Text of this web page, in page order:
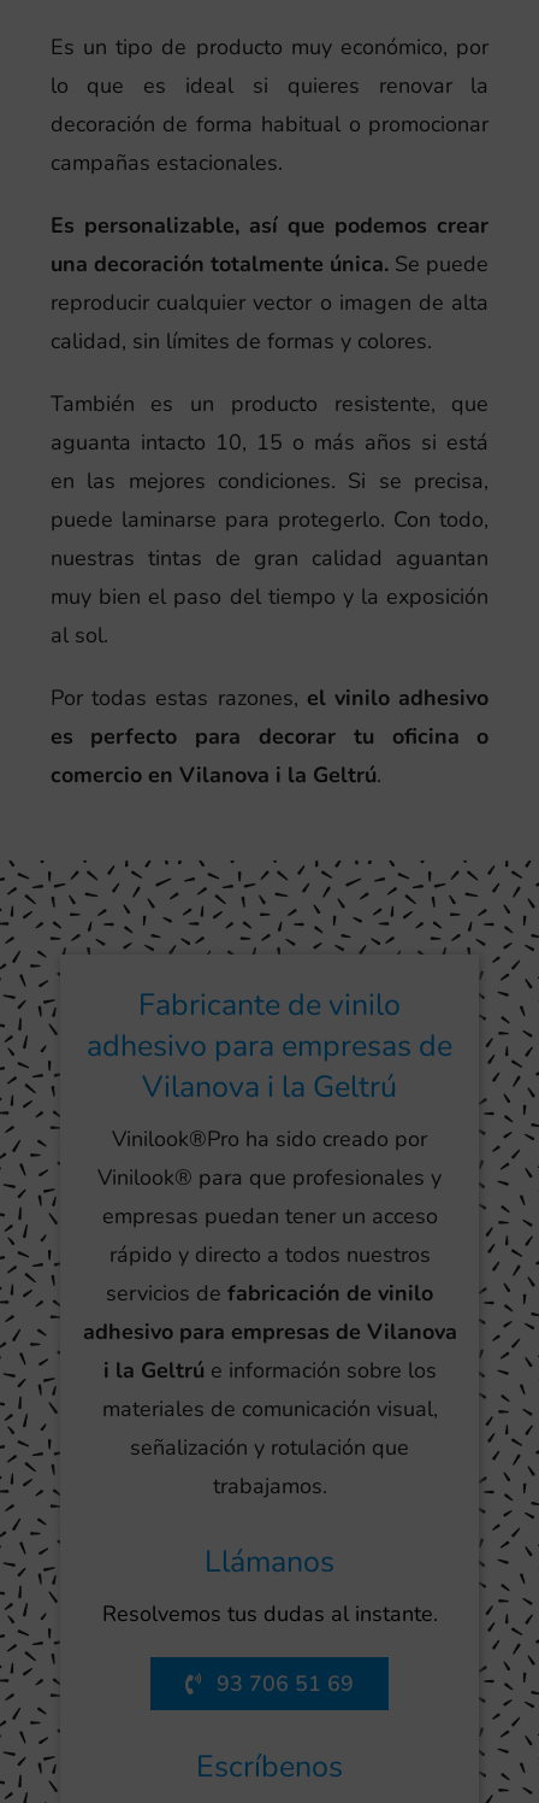
Es un tipo de producto muy económico, por
lo que es ideal si quieres renovar la
decoración de forma habitual o promocionar
campañas estacionales.
Es personalizable, así que podemos crear
una decoración totalmente única. Se puede
reproducir cualquier vector o imagen de alta
calidad, sin límites de formas y colores.
También es un producto resistente, que
aguanta intacto 10, 15 o más años si está
en las mejores condiciones. Si se precisa,
puede laminarse para protegerlo. Con todo,
nuestras tintas de gran calidad aguantan
muy bien el paso del tiempo y la exposición
al sol.
Por todas estas razones, el vinilo adhesivo
es perfecto para decorar tu oficina o
comercio en Vilanova i la Geltrú.
Fabricante de vinilo
adhesivo para empresas de
Vilanova i la Geltrú
Vinilook®Pro ha sido creado por
Vinilook® para que profesionales y
empresas puedan tener un acceso
rápido y directo a todos nuestros
servicios de fabricación de vinilo
adhesivo para empresas de Vilanova
i la Geltrú e información sobre los
materiales de comunicación visual,
señalización y rotulación que
trabajamos.
Llámanos
Resolvemos tus dudas al instante.
93 706 51 69
Escríbenos